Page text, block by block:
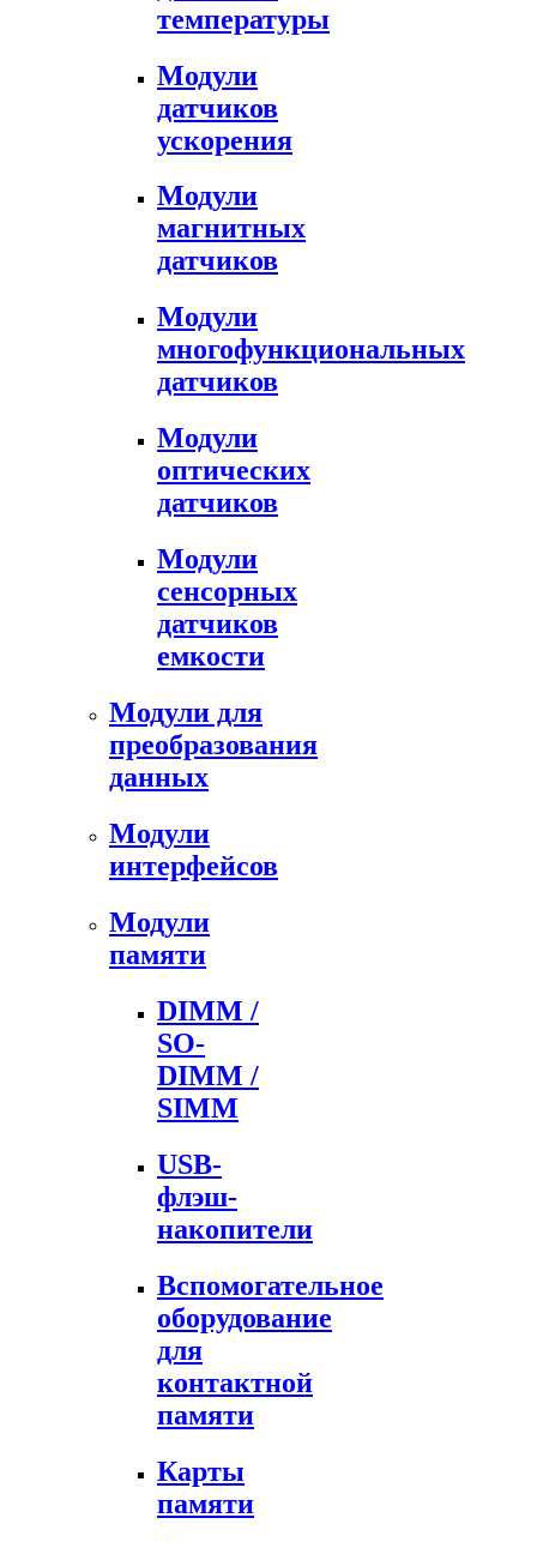
температуры
Модули
датчиков
ускорения
Модули
магнитных
датчиков
Модули
многофункциональных
датчиков
Модули
оптических
датчиков
Модули
сенсорных
датчиков
емкости
Модули для
преобразования
данных
Модули
интерфейсов
Модули
памяти
DIMM /
SO-
DIMM /
SIMM
USB-
флэш-
накопители
Вспомогательное
оборудование
для
контактной
памяти
Карты
памяти